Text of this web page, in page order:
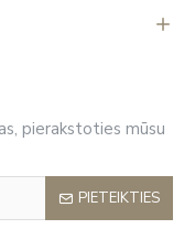
pierakstoties mūsu
PIETEIKTIES